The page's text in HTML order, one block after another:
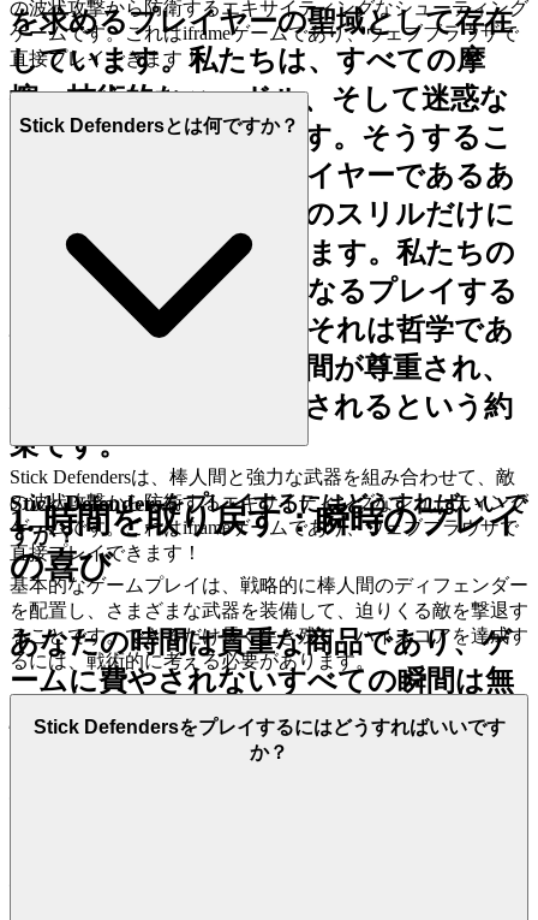
を求めるプレイヤーの聖域として存在
しています。私たちは、すべての摩
擦、技術的なハードル、そして迷惑な
中断を執拗に処理します。そうするこ
とで、洗練されたプレイヤーであるあ
なたが、純粋にゲームのスリルだけに
集中できるようになります。私たちの
プラットフォームは単なるプレイする
場所ではありません。それは哲学であ
り、あなたの貴重な時間が尊重され、
ゲームへの情熱が称賛されるという約
束です。
1. 時間を取り戻す：瞬時のプレイ
の喜び
あなたの時間は貴重な商品であり、ゲ
ームに費やされないすべての瞬間は無
駄な瞬間であると私たちは理解してい
ます。今日のペースの速い世界では、
の波状攻撃から防衛するエキサイティングなシューティング
ゲームです。これはiframeゲームであり、ウェブブラウザで
直接プレイできます！
Stick Defendersとは何ですか？
Stick Defendersは、棒人間と強力な武器を組み合わせて、敵
の波状攻撃から防衛するエキサイティングなシューティング
ゲームです。これはiframeゲームであり、ウェブブラウザで
直接プレイできます！
Stick Defendersをプレイするにはどうすればいいで
すか？
基本的なゲームプレイは、戦略的に棒人間のディフェンダー
を配置し、さまざまな武器を装備して、迫りくる敵を撃退す
ることです。できるだけ長く生き残り、ハイスコアを達成す
るには、戦術的に考える必要があります。
Stick Defendersをプレイするにはどうすればいいです
か？